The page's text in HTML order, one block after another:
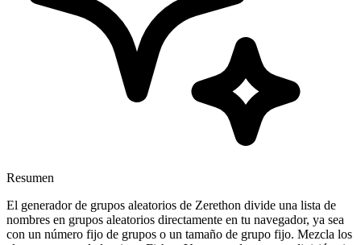
Resumen
El generador de grupos aleatorios de Zerethon divide una lista de
nombres en grupos aleatorios directamente en tu navegador, ya sea
con un número fijo de grupos o un tamaño de grupo fijo. Mezcla los